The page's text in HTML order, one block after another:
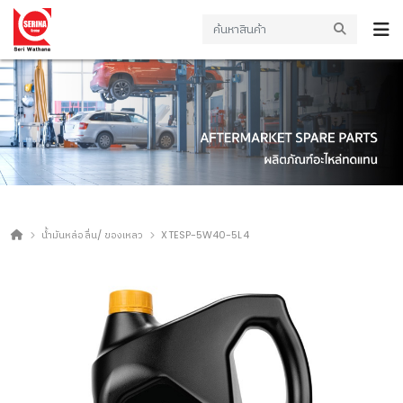
น้ำมันหล่อลื่น/ ของเหลว XTESP-5W40-5L4